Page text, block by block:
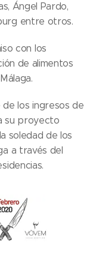
Ángel Pardo,
entre otros.
con los
de alimentos
los ingresos de
su proyecto
soledad de los
a través del